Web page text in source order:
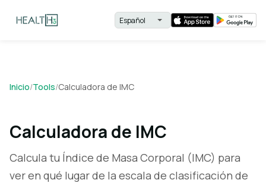
Inicio/Tools/Calculadora de IMC
Calculadora de IMC
Calcula tu Índice de Masa Corporal (IMC) para
ver en qué lugar de la escala de clasificación de